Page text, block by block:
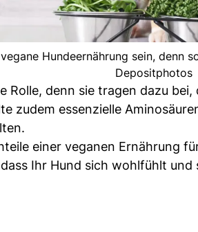
Hundeernährung sein, denn
Depositphotos
Rolle, denn sie tragen dazu
zudem essenzielle
einer veganen Ernährung
Ihr Hund sich wohlfühlt und